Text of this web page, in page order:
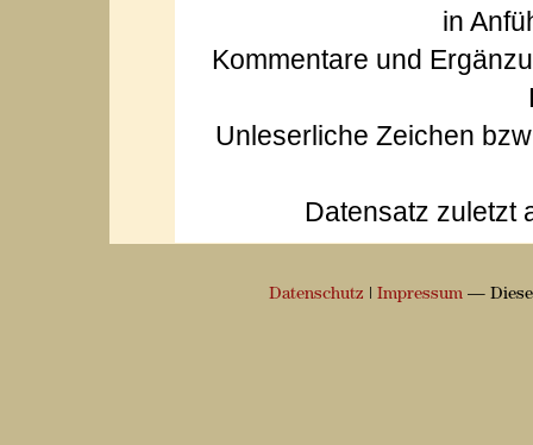
in
Kommentare und
Unleserliche Zeichen
Datensatz zuletzt
Datenschutz Impressum— Diese